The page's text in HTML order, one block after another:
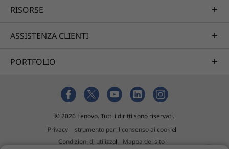
tranquilli. Grazie all'otturatore della webcam
microfono e a un accesso protetto con un
sicurezza e privacy sia quando è in uso sia
RISORSE
ASSISTENZA CLIENTI
PORTFOLIO
© 2026 Lenovo. Tutti i diritti sono riservati.
Privacy
strumento per il consenso ai cookie
Condizioni di utilizzo
Mappa del sito